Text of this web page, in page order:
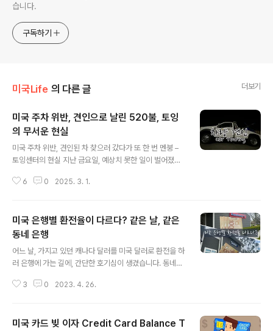
습니다.
구독하기
미국Life 의 다른 글 더보기
미국 주차 위반, 견인으로 날린 520불, 토잉
의 무서운 현실
미국 주차 위반, 견인된 차 찾으러 갔다가 또 한 번 멘붕 –
토잉센터의 현실 지난 금요일, 예상치 못한 일이 벌어졌답
었습니다. 오랜만에 집에 들른 아들은 평소처럼 동네 주차
니티 단속반이 견인해 갔다는 사실을 알게 되었답니다. 예
전에 한 번 워닝(경고)을 받은 적은 있었지만, 그때까지만
해도 '설마 견인까지 하겠어?'라는 생각이었답니다. 하지만
현실은 달랐습니다. 토잉 비용? 예상보다 훨씬 비싸다!급
히 견인 업체에 전화를 걸었더니, 돌아온 대답은 충격적이
었습니다.🚗 견인 비용: $295.00🚗 보관 비용(1일): $9
6 0 2025. 3. 1.
미국 은행별 환전율이 다르다? 같은 날, 같은
동네 은행
어느 날, 가지고 있던 캐나다 달러를 미국 달러로 환전을 하
러 은행에 가는 길에, 간단한 호기심이 생겼습니다. 동네의
다. 재미 삼아 시작했지만, 정말 차이가 나는 것을 발견하면
싶었는데, 돈이 많지 않아서 ㅠ.ㅠ 시도해 볼 수는 없었습니
3 0 2023. 4. 26.
미국 카드 빚 이자 Credit Card Balance T